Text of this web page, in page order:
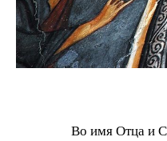
Во имя Отца и